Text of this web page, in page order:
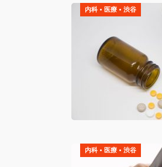
内科 • 医療 • 渋谷
内科 • 医療 • 渋谷